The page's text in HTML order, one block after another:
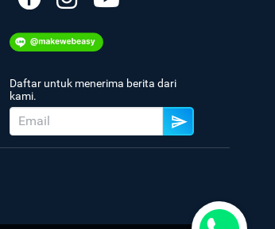
Daftar untuk menerima berita dari
kami.